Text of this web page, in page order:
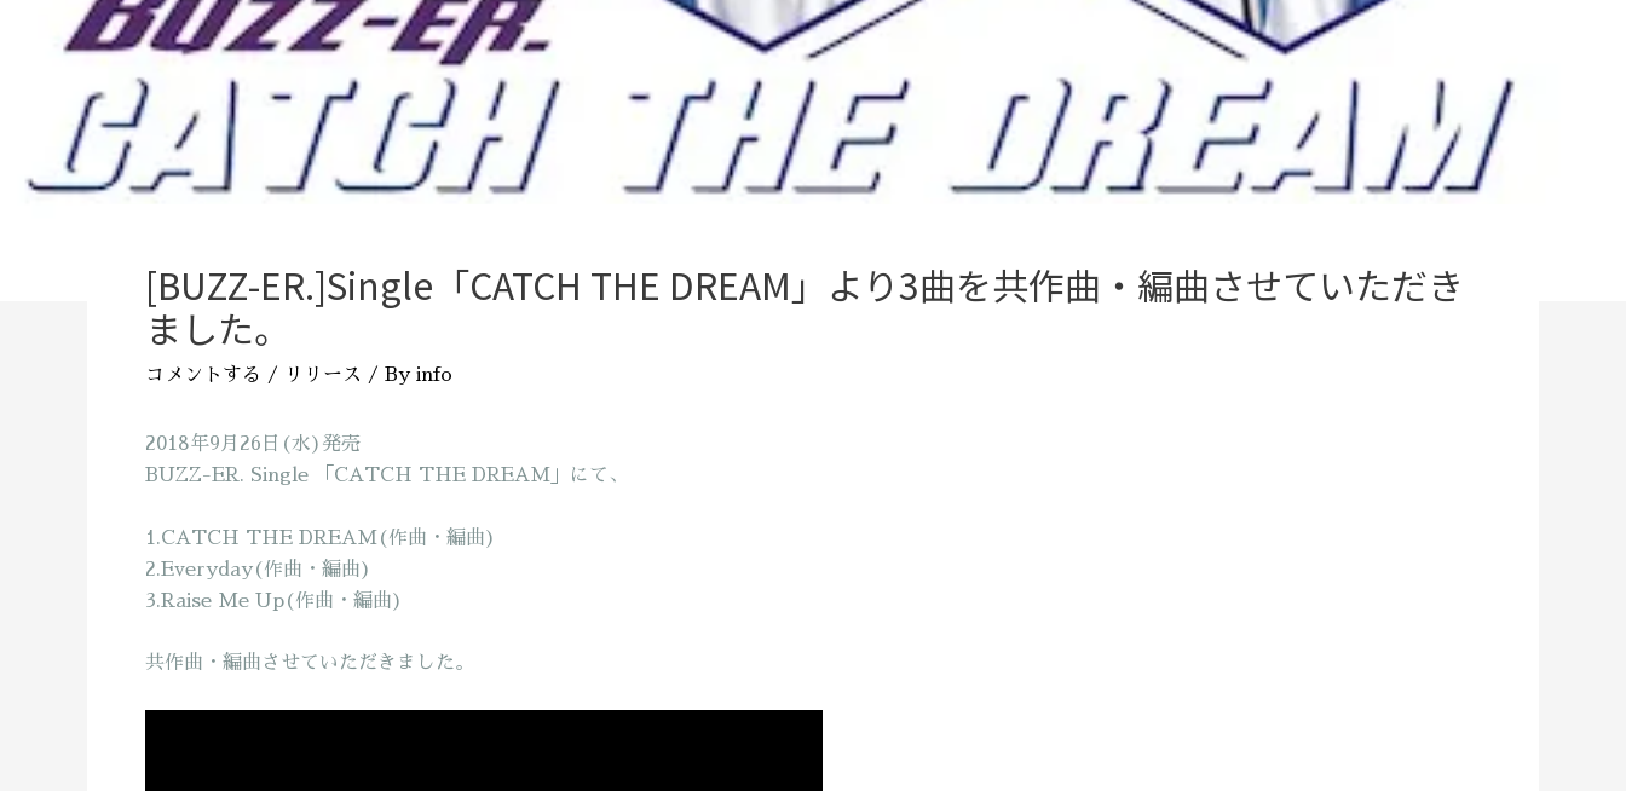
[BUZZ-ER.]Single「CATCH THE DREAM」より3曲を共作曲・編曲させていただき
ました。
コメントする / リリース / By info
2018年9月26日(水)発売
BUZZ-ER. Single 「CATCH THE DREAM」にて、
1.CATCH THE DREAM(作曲・編曲)
2.Everyday(作曲・編曲)
3.Raise Me Up(作曲・編曲)
共作曲・編曲させていただきました。